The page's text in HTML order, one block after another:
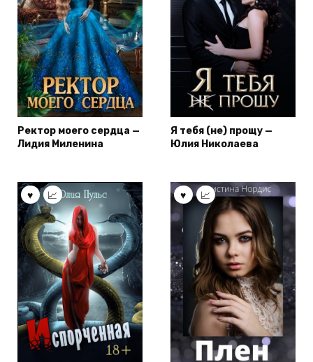
Ректор моего сердца —
Лидия Миленина
Я тебя (не) прощу —
Юлия Николаева